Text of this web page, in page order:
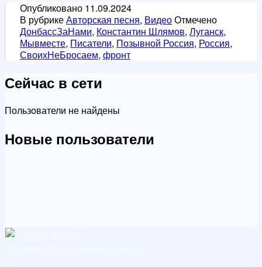
Опубликовано 11.09.2024
В рубрикеАвторская песня, ВидеоОтмечено
ДонбассЗаНами, Константин Шлямов, Луганск,
Мывместе, Писатели, Позывной Россия, Россия,
СвоихНеБросаем, фронт
Сейчас в сети
Пользователи не найдены
Новые пользователи